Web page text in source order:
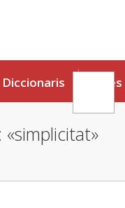
Diccionaris Eines